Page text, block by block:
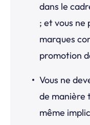
dans le
; etvous ne
marques
promotion
Vous ne
de manière
même